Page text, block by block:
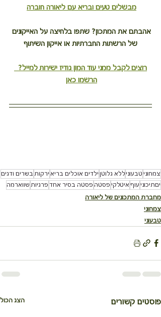
מבשלים טעים ובריא עם ליאורה חוברה
אהבתם את המתכון? שתפו בלחיצה על האייקונים
של הרשתות החברתיות או אייקון השיתוף
רוצים לקבל ממני עוד המון גודיז ישירות למייל?
הרשמו כאן
צמחוני טבעוניללא גלוטן ילדים אוכלים בריא ירקות בשרים ודגים
יםתיכוני עוף איטלקי פסטה פסטה בסיר אחד פרגיות שווארמה
מחברת המתכונים של ליאורה
צמחוני
טבעוני
פוסטים קשורים הצג הכול